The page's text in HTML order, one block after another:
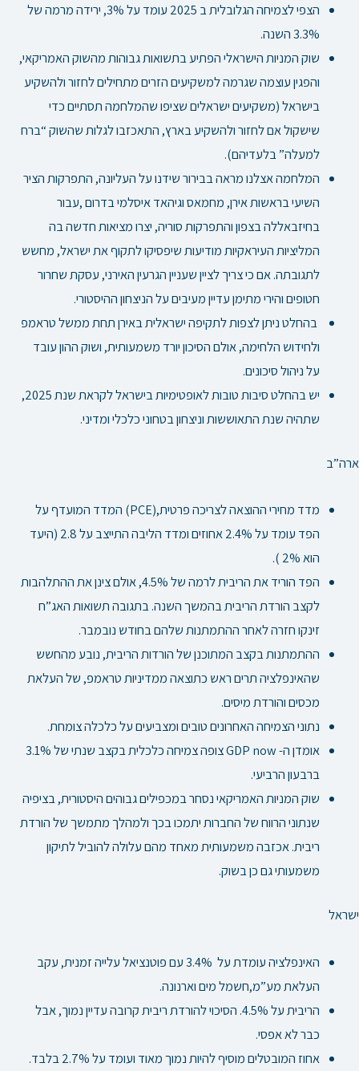
הצפי לצמיחה הגלובלית ב 2025 עומד על 3%, ירידה מרמה של
3.3% השנה.
שוק המניות הישראלי הפתיע בתשואות גבוהות מהשוק האמריקאי,
והפגין עוצמה שגרמה למשקיעים הזרים מתחילים לחזור ולהשקיע
בישראל (משקיעים ישראלים שציפו שהמלחמה תסתיים כדי
שישקול אם לחזור ולהשקיע בארץ, התאכזבו לגלות שהשוק “ברח
למעלה” בלעדיהם).
המלחמה אצלנו מראה בבירור שידנו על העליונה, התפרקות הציר
השיעי בראשות אירן, מחמאס וגיהאד איסלמי בדרום ,עבור
בחיזבאללה בצפון והתפרקות סוריה, יצרו מציאות חדשה בה
המליציות העיראקיות מודיעות שיפסיקו לתקוף את ישראל, מחשש
לתגובתה. אם כי צריך לציין שעניין הגרעין האירני, עסקת שחרור
חטופים והירי מתימן עדיין מעיבים על הניצחון ההיסטורי.
בהחלט ניתן לצפות לתקיפה ישראלית באירן תחת ממשל טראמפ
ולחידוש הלחימה, אולם הסיכון יורד משמעותית, ושוק ההון עובד
על ניהול סיכונים.
יש בהחלט סיבות טובות לאופטימיות בישראל לקראת שנת 2025,
שתהיה שנת התאוששות וניצחון בטחוני כלכלי ומדיני.
ארה”ב
מדד מחירי ההוצאה לצריכה פרטית,(PCE) המדד המועדף על
הפד עומד על 2.4% אחוזים ומדד הליבה התייצב על 2.8
(היעד
הוא 2% ).
הפד הוריד את הריבית לרמה של 4.5%, אולם צינן את ההתלהבות
לקצב הורדת הריבית בהמשך השנה. בתגובה תשואות האג”ח
זינקו חזרה לאחר ההתמתנות שלהם בחודש נובמבר.
ההתמתנות בקצב המתוכנן של הורדות הריבית, נובע מהחשש
שהאינפלציה תרים ראש כתוצאה ממדיניות טראמפ, של העלאת
מכסים והורדת מיסים.
נתוני הצמיחה האחרונים טובים ומצביעים על כלכלה צומחת.
אומדן ה- GDP now צופה צמיחה כלכלית בקצב שנתי של 3.1%
ברבעון הרביעי.
שוק המניות האמריקאי נסחר במכפילים גבוהים היסטורית, בציפיה
שנתוני הרווח של החברות יתמכו בכך ולמהלך מתמשך של הורדת
ריבית. אכזבה משמעותית מאחד מהם עלולה להוביל לתיקון
משמעותי גם כן בשוק.
ישראל
האינפלציה עומדת על 3.4% עם פוטנציאל עלייה זמנית, עקב
העלאת מע”מ,חשמל מים וארנונה.
הריבית על 4.5%. הסיכוי להורדת ריבית קרובה עדיין נמוך, אבל
כבר לא אפסי.
אחוז המובטלים מוסיף להיות נמוך מאוד ועומד על 2.7% בלבד.